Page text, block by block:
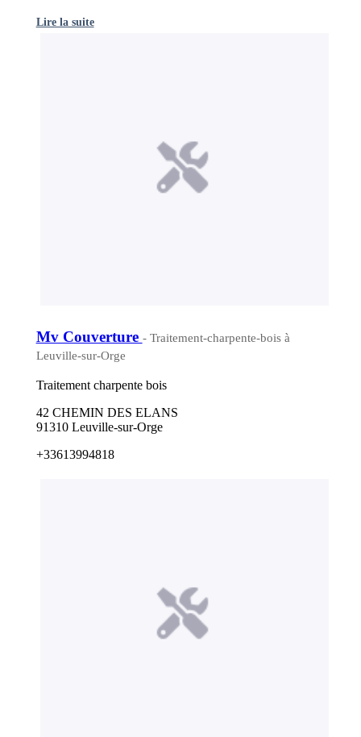
Lire la suite
Mv Couverture - Traitement-charpente-bois à
Leuville-sur-Orge
Traitement charpente bois
42 CHEMIN DES ELANS
91310 Leuville-sur-Orge
+33613994818